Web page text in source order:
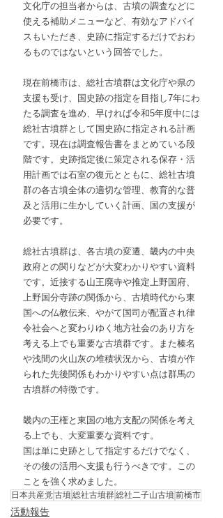
文化庁の担当者からは、古墳の調査などに
使える補助メニューなど、有効なアドバイ
スもいただき、史跡に指定するだけでおわ
るものではないという回答でした。
現在前橋市は、総社古墳群は文化庁や県の
支援も受け、国史跡の指定を目指し7年にわ
たる調査を進め、早ければ令和5年度中には
総社古墳群として国史跡に指定される計画
です。現在は調査報告書をまとめている段
階です。史跡指定後に策定される保存・活
用計画では石室の復元とともに、総社古墳
群の各古墳全体の適切な管理、教育的な普
及と活用に生かしていく計画、国の支援が
必要です。
総社古墳群は、各古墳の変遷、畿内の中央
政府との関りなどが大変わかりやすい資料
です。近接する山王廃寺や推定上野国府、
上野国分寺跡の関係から、古墳時代から東
国への仏教伝来、やがて国司が配置され律
令社会へと変わりゆく地方社会のあり方を
考える上でも重要な古墳群です。また榛名
や浅間の火山灰の堆積状況から、古墳が作
られた先後関係もわかりやすい点は群馬の
古墳群の特徴です。
畿内の王権と東国の地方支配の関係を考え
る上でも、大変重要な資料です。
国は単に史跡として指定するだけでなく、
その後の活用へ支援も行うべきです。この
ことを強く求めました。
日本共産党古墳総社古墳群総社二子山古墳前橋市
活動報告